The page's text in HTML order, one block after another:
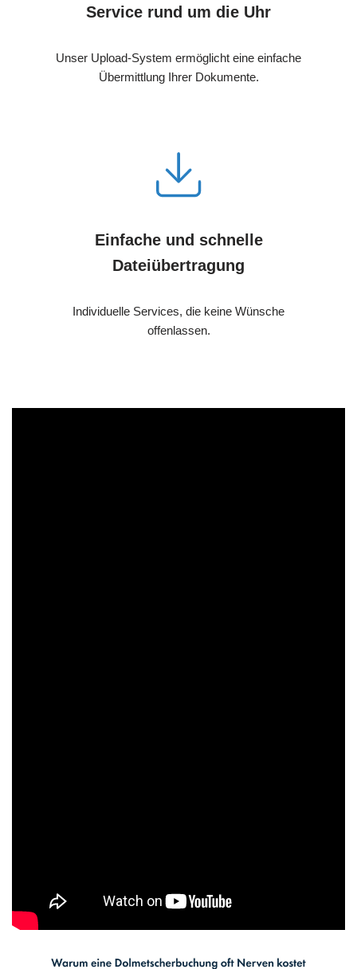
Service rund um die Uhr
Unser Upload-System ermöglicht eine einfache
Übermittlung Ihrer Dokumente.
Einfache und schnelle
Dateiübertragung
Individuelle Services, die keine Wünsche
offenlassen.